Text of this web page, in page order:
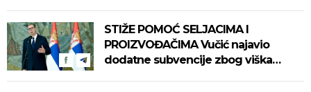
STIŽE POMOĆ SELJACIMA I
PROIZVOĐAČIMA Vučić najavio
dodatne subvencije zbog viška